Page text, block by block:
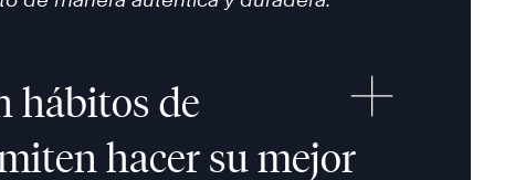
hábitos de
hacer su mejor